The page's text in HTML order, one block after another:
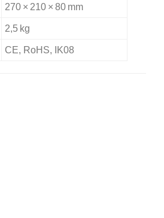
270 × 210 × 80 mm
2,5 kg
CE, RoHS, IK08